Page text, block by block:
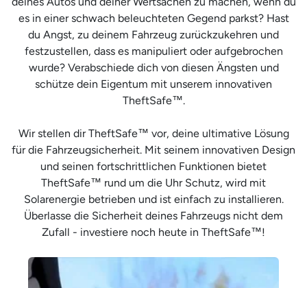
es in einer schwach beleuchteten Gegend parkst? Hast
du Angst, zu deinem Fahrzeug zurückzukehren und
festzustellen, dass es manipuliert oder aufgebrochen
wurde? Verabschiede dich von diesen Ängsten und
schütze dein Eigentum mit unserem innovativen
TheftSafe™.
Wir stellen dir TheftSafe™ vor, deine ultimative Lösung
für die Fahrzeugsicherheit. Mit seinem innovativen Design
und seinen fortschrittlichen Funktionen bietet
TheftSafe™ rund um die Uhr Schutz, wird mit
Solarenergie betrieben und ist einfach zu installieren.
Überlasse die Sicherheit deines Fahrzeugs nicht dem
Zufall - investiere noch heute in TheftSafe™!